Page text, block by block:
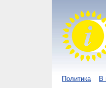
Политика В